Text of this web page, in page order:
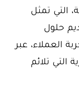
التي تمثل
حلول
العملاء، عبر
التي تلائم